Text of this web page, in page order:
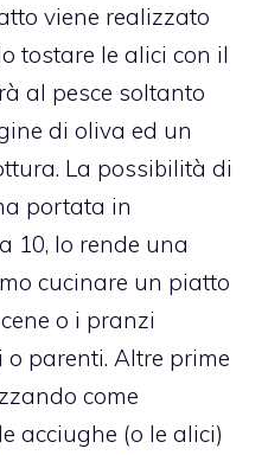
viene realizzato
tostare le alici con il
al pesce soltanto
di oliva ed un
La possibilità di
portata in
10, lo rende una
cucinare un piatto
o i pranzi
parenti. Altre prime
come
acciughe (o le alici)